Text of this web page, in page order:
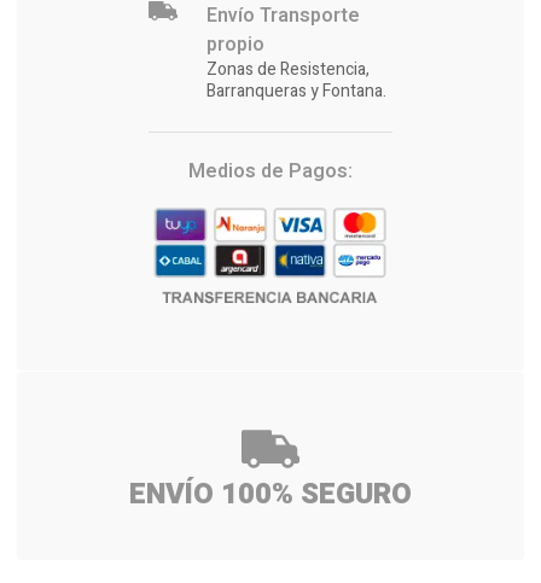
Envío Transporte
propio
Zonas de Resistencia,
Barranqueras y Fontana.
Medios de Pagos:
ENVÍO 100% SEGURO